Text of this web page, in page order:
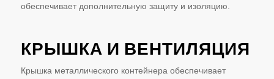
обеспечивает дополнительную защиту и изоляцию.
КРЫШКА И ВЕНТИЛЯЦИЯ
Крышка металлического контейнера обеспечивает